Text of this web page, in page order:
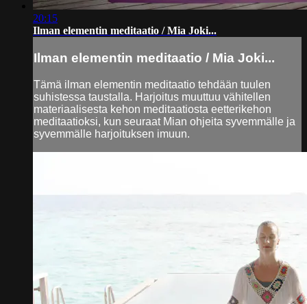
20:15
Ilman elementin meditaatio / Mia Joki...
Ilman elementin meditaatio / Mia Joki...
Tämä ilman elementin meditaatio tehdään tuulen
suhistessa taustalla. Harjoitus muuttuu vähitellen
materiaalisesta kehon meditaatiosta eetterikehon
meditaatioksi, kun seuraat Mian ohjeita syvemmälle ja
syvemmälle harjoituksen imuun.